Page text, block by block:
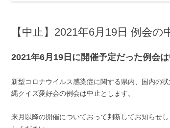
【中止】2021年6月19日 例会の
2021年6月19日に開催予定だった例会
新型コロナウイルス感染症に関する県内、国内の
縄クイズ愛好会の例会は中止とします。
来月以降の開催についておって判断してお知らせ